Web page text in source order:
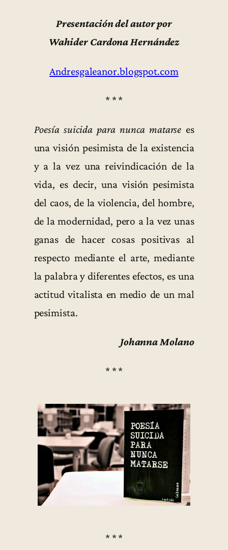
Presentación del autor por
Wahider Cardona Hernández
Andresgaleanor.blogspot.com
* * *
Poesía suicida para nunca matarse es
una visión pesimista de la existencia
y a la vez una reivindicación de la
vida, es decir, una visión pesimista
del caos, de la violencia, del hombre,
de la modernidad, pero a la vez unas
ganas de hacer cosas positivas al
respecto mediante el arte, mediante
la palabra y diferentes efectos, es una
actitud vitalista en medio de un mal
pesimista.
Johanna Molano
* * *
* * *